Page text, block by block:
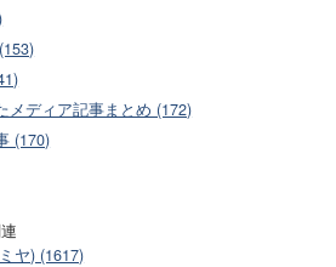
メディア記事まとめ (172)
(170)
ヤ) (1617)